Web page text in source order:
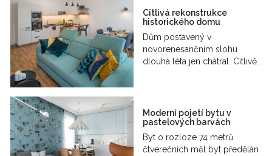
Citlivá rekonstrukce
historického domu
Dům postavený v
novorenesančním slohu
dlouhá léta jen chátral. Citlivě…
Moderní pojetí bytu v
pastelových barvách
Byt o rozloze 74 metrů
čtverečních měl byt předělán